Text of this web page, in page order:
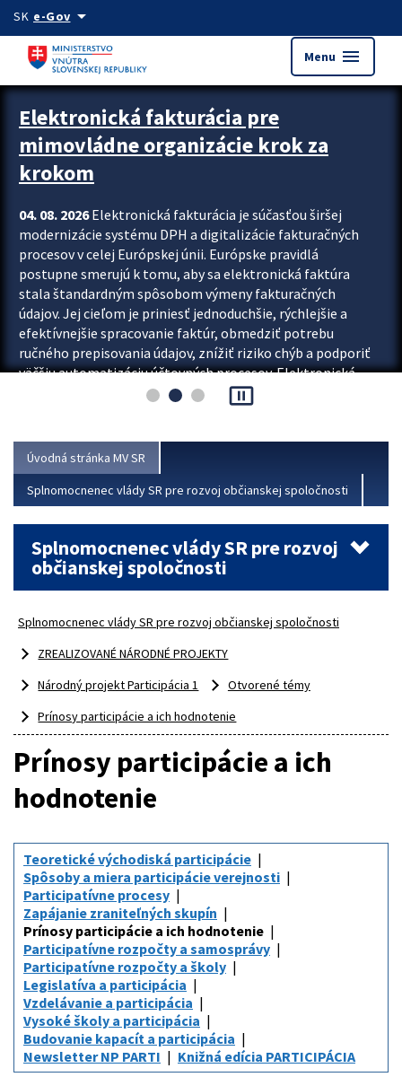
Preskocit na hlavný obsah
SK e-Govarrow_drop_down
Menu menu
Zastavit automatický posun upútavok
Elektronická fakturácia pre
mimovládne organizácie krok za
krokom
04. 08. 2026Elektronická fakturácia je súčasťou širšej
modernizácie systému DPH a digitalizácie fakturačných
procesov v celej Európskej únii. Európske pravidlá
postupne smerujú k tomu, aby sa elektronická faktúra
stala štandardným spôsobom výmeny fakturačných
údajov. Jej cieľom je priniesť jednoduchšie, rýchlejšie a
efektívnejšie spracovanie faktúr, obmedziť potrebu
ručného prepisovania údajov, znížiť riziko chýb a podporiť
väčšiu automatizáciu účtovných procesov. Elektronická
fakturácia preto nepredstavuje...
pause_presentation
Úvodná stránka MV SR
Splnomocnenec vlády SR pre rozvoj občianskej spoločnosti
Splnomocnenec vlády SR pre rozvoj
občianskej spoločnosti
Splnomocnenec vlády SR pre rozvoj občianskej spoločnosti
ZREALIZOVANÉ NÁRODNÉ PROJEKTY
Národný projekt Participácia 1
Otvorené témy
Prínosy participácie a ich hodnotenie
Prínosy participácie a ich
hodnotenie
Teoretické východiská participácie
Spôsoby a miera participácie verejnosti
Participatívne procesy
Zapájanie zraniteľných skupín
Prínosy participácie a ich hodnotenie
Participatívne rozpočty a samosprávy
Participatívne rozpočty a školy
Legislatíva a participácia
Vzdelávanie a participácia
Vysoké školy a participácia
Budovanie kapacít a participácia
Newsletter NP PARTI
Knižná edícia PARTICIPÁCIA